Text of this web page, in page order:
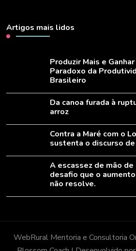
Artigos mais lidos
Produzir Mais e
Paradoxo da
Brasileiro
Da canoa furada à
arroz
Contra a Maré com o
sustenta o discurso
A escassez de mão de
desafio que o
não resolve.
WebRural Mentoria e Consultoria